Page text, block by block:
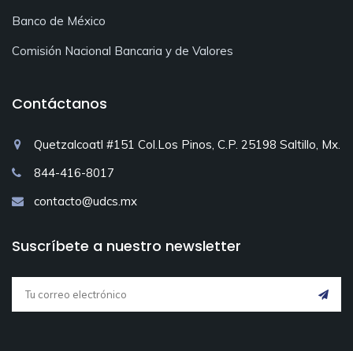
Banco de México
Comisión Nacional Bancaria y de Valores
Contáctanos
Quetzalcoatl #151 Col.Los Pinos, C.P. 25198 Saltillo, Mx.
844-416-8017
contacto@udcs.mx
Suscríbete a nuestro newsletter